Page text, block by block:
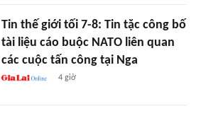
Tin thế giới tối 7-8: Tin tặc công bố
tài liệu cáo buộc NATO liên quan
các cuộc tấn công tại Nga
4 giờ